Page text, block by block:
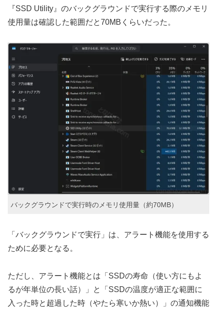
『SSD Utility』のバックグラウンドで実行する際のメモリ
使用量は確認した範囲だと70MBくらいだった。
バックグラウンドで実行時のメモリ使用量（約70MB）
「バックグラウンドで実行」は、アラート機能を使用する
ために必要となる。
ただし、アラート機能とは「SSDの寿命（使い方にもよ
るが年単位の長い話）」と「SSDの温度が適正な範囲に
入った時と超過した時（やたら寒いか熱い）」の通知機能